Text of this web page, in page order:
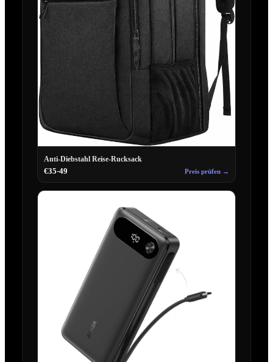
Anti-Diebstahl Reise-Rucksack
€35-49 Preis prüfen →